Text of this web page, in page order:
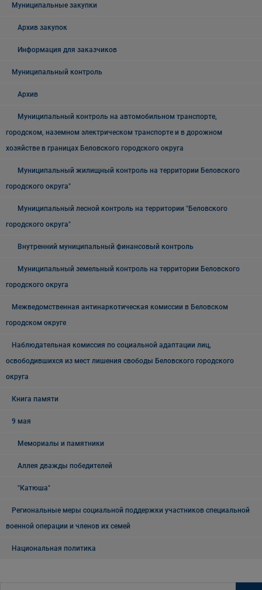
Муниципальные закупки
Архив закупок
Информация для заказчиков
Муниципальный контроль
Архив
Муниципальный контроль на автомобильном транспорте,
городском, наземном электрическом транспорте и в дорожном
хозяйстве в границах Беловского городского округа
Муниципальный жилищный контроль на территории Беловского
городского округа"
Муниципальный лесной контроль на территории "Беловского
городского округа"
Внутренний муниципальный финансовый контроль
Муниципальный земельный контроль на территории Беловского
городского округа
Межведомственная антинаркотическая комиссии в Беловском
городском округе
Наблюдательная комиссия по социальной адаптации лиц,
освободившихся из мест лишения свободы Беловского городского
округа
Книга памяти
9 мая
Мемориалы и памятники
Аллея дважды победителей
"Катюша"
Региональные меры социальной поддержки участников специальной
военной операции и членов их семей
Национальная политика